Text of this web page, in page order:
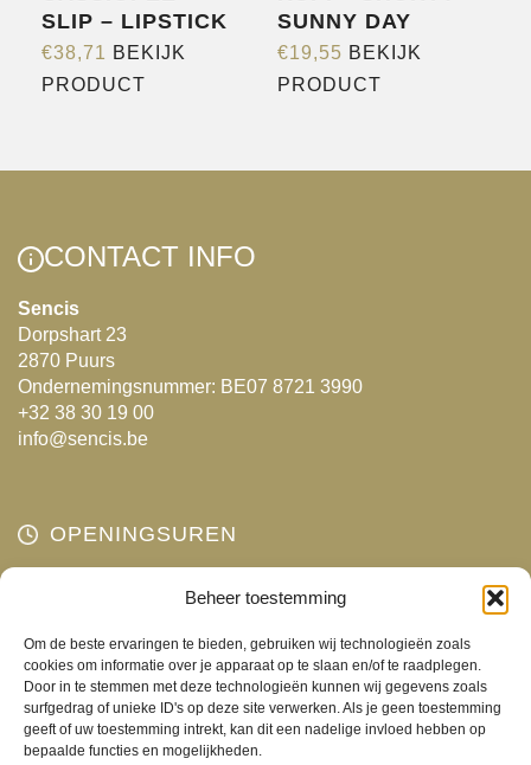
Beheer toestemming
Om de beste ervaringen te bieden, gebruiken wij technologieën zoals
cookies om informatie over je apparaat op te slaan en/of te raadplegen.
Door in te stemmen met deze technologieën kunnen wij gegevens zoals
surfgedrag of unieke ID's op deze site verwerken. Als je geen toestemming
geeft of uw toestemming intrekt, kan dit een nadelige invloed hebben op
bepaalde functies en mogelijkheden.
de
productpagina
SLIP – LIPSTICK
€38,71 BEKIJK
PRODUCT
meerdere
Deze
optie
op
de
SUNNY DAY
€19,55 BEKIJK
PRODUCT
meerdere
CONTACT INFO
Sencis
Dorpshart 23
2870 Puurs
Ondernemingsnummer: BE07 8721 3990
+32 38 30 19 00
info@sencis.be
OPENINGSUREN
Gesloten
Woensdag
10:00 - 18:00
Donderdag
10:00 - 18:00
Vrijdag
10:00 - 18:00